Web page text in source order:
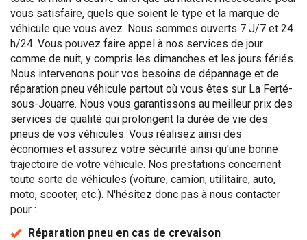
vous satisfaire, quels que soient le type et la marque de
véhicule que vous avez. Nous sommes ouverts 7 J/7 et 24
h/24. Vous pouvez faire appel à nos services de jour
comme de nuit, y compris les dimanches et les jours fériés.
Nous intervenons pour vos besoins de dépannage et de
réparation pneu véhicule partout où vous êtes sur La Ferté-
sous-Jouarre. Nous vous garantissons au meilleur prix des
services de qualité qui prolongent la durée de vie des
pneus de vos véhicules. Vous réalisez ainsi des
économies et assurez votre sécurité ainsi qu'une bonne
trajectoire de votre véhicule. Nos prestations concernent
toute sorte de véhicules (voiture, camion, utilitaire, auto,
moto, scooter, etc.). N'hésitez donc pas à nous contacter
pour :
Réparation pneu en cas de crevaison